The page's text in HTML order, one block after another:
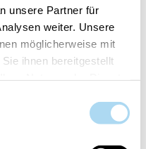
unsere Partner für
weiter. Unsere
möglicherweise mit
ihnen bereitgestellt
1